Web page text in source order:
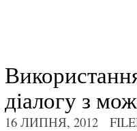
діалогу з
16 ЛИПНЯ, 2012